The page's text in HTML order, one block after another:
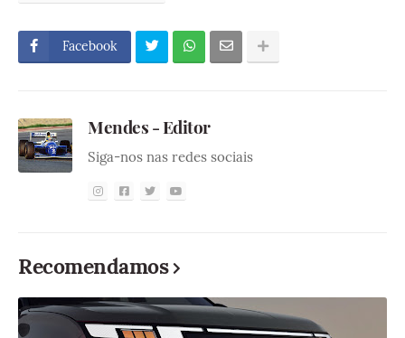
Facebook
Mendes - Editor
Siga-nos nas redes sociais
Recomendamos